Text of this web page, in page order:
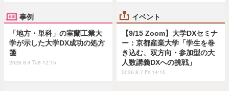
事例
「地方・単科」の室蘭工業大
学が示した大学DX成功の処方
箋
2026.8.4 Tue 12:15
イベント
【9/15 Zoom】大学DXセミナ
ー：京都産業大学「学生を巻
き込む、双方向・参加型の大
人数講義DXへの挑戦」
2026.8.7 Fri 14:15